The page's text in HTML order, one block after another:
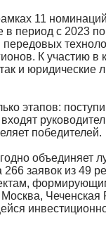
11
в период с 2023
К участию
и юридические
этапов:
победителей.
объединяет
266 заявок из 49
Чеченская